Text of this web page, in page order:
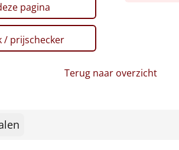
pagina
/ prijschecker
Terug naar overzicht